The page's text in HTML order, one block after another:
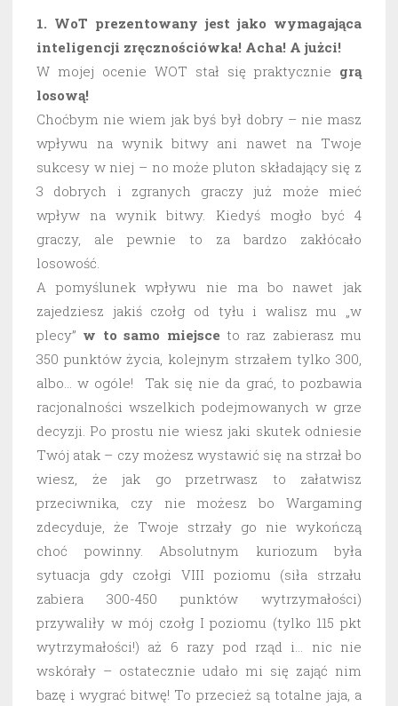
1. WoT prezentowany jest jako wymagająca
inteligencji zręcznościówka! Acha! A jużci!
W mojej ocenie WOT stał się praktycznie grą
losową!
Choćbym nie wiem jak byś był dobry – nie masz
wpływu na wynik bitwy ani nawet na Twoje
sukcesy w niej – no może pluton składający się z
3 dobrych i zgranych graczy już może mieć
wpływ na wynik bitwy. Kiedyś mogło być 4
graczy, ale pewnie to za bardzo zakłócało
losowość.
A pomyślunek wpływu nie ma bo nawet jak
zajedziesz jakiś czołg od tyłu i walisz mu „w
plecy” w to samo miejsce to raz zabierasz mu
350 punktów życia, kolejnym strzałem tylko 300,
albo… w ogóle! Tak się nie da grać, to pozbawia
racjonalności wszelkich podejmowanych w grze
decyzji. Po prostu nie wiesz jaki skutek odniesie
Twój atak – czy możesz wystawić się na strzał bo
wiesz, że jak go przetrwasz to załatwisz
przeciwnika, czy nie możesz bo Wargaming
zdecyduje, że Twoje strzały go nie wykończą
choć powinny. Absolutnym kuriozum była
sytuacja gdy czołgi VIII poziomu (siła strzału
zabiera 300-450 punktów wytrzymałości)
przywaliły w mój czołg I poziomu (tylko 115 pkt
wytrzymałości!) aż 6 razy pod rząd i… nic nie
wskórały – ostatecznie udało mi się zająć nim
bazę i wygrać bitwę! To przecież są totalne jaja, a